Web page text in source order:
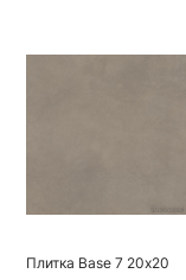
Плитка Base 7 20х20